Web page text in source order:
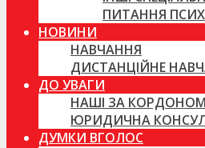
ПИТАННЯ
НОВИНИ
НАВЧАННЯ
ДИСТАНЦІЙНЕ
ДО УВАГИ
НАШІ ЗА КОРДОНОМ
ЮРИДИЧНА
ДУМКИ ВГОЛОС